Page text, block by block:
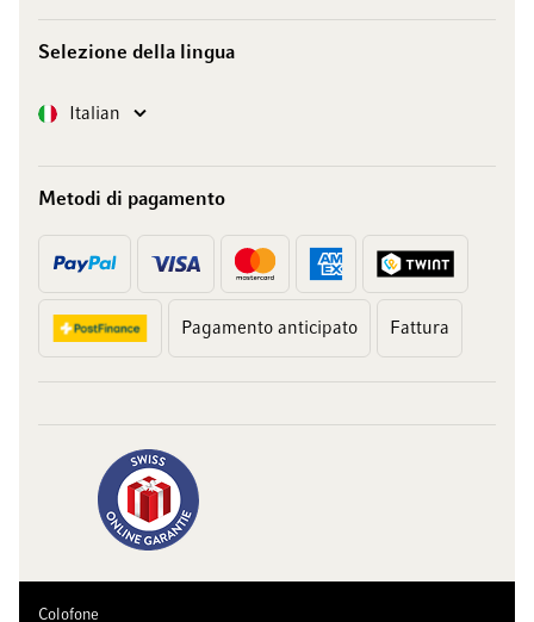
Selezione della lingua
Lingua Italian
Metodi di pagamento
Pagamento anticipato Fattura
Colofone